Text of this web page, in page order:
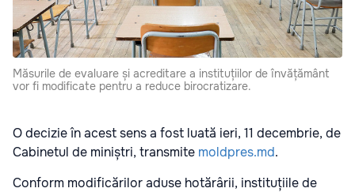
Măsurile de evaluare și acreditare a instituțiilor de învățământ
vor fi modificate pentru a reduce birocratizare.
O decizie în acest sens a fost luată ieri, 11 decembrie, de
Cabinetul de miniștri, transmite moldpres.md.
Conform modificărilor aduse hotărârii, instituțiile de